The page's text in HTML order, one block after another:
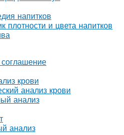
напитков
плотности и цвета напитков
соглашение
крови
анализ крови
анализ
анализ